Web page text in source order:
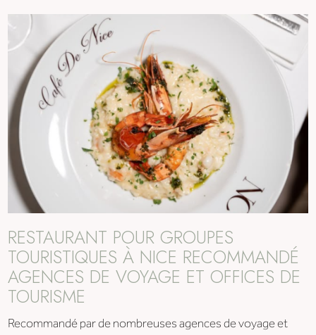
RESTAURANT POUR GROUPES
TOURISTIQUES À NICE RECOMMANDÉ
AGENCES DE VOYAGE ET OFFICES DE
TOURISME
Recommandé par de nombreuses agences de voyage et